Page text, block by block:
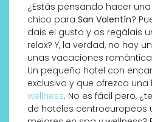
¿Estás pensando hacer
chico para San Valentín?
dais el gusto y os regálais
relax? Y, la verdad, no hay
unas vacaciones
Un pequeño hotel con
exclusivo y que ofrezca
wellness. No es fácil pero,
de hoteles centroeuropeos